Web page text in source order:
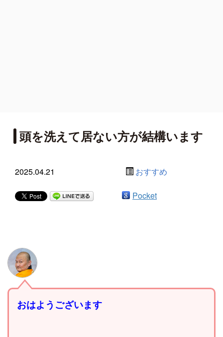
頭を洗えて居ない方が結構います
2025.04.21 おすすめ
Pocket
おはようございます